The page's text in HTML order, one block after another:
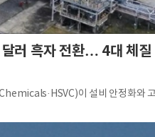
러 흑자 전환… 4대 체질